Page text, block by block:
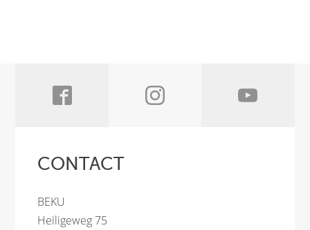
CONTACT
BEKU
Heiligeweg 75